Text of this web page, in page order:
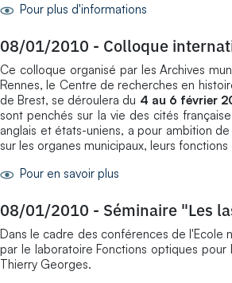
Pour plus d'informations
08/01/2010 - Colloque
Ce colloque organisé par les Archives
Rennes, le Centre de recherches en
de Brest, se déroulera du 4 au 6 février
sont penchés sur la vie des cités
anglais et états-uniens, a pour ambition
sur les organes municipaux, leurs
Pour en savoir plus
08/01/2010 - Séminaire "Les
Dans le cadre des conférences de l'Ecole
par le laboratoire Fonctions optiques
Thierry Georges.